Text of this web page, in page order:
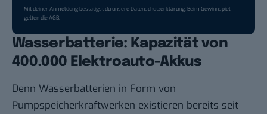
Mit deiner Anmeldung bestätigst du unsereDatenschutzerklärung. Beim Gewinnspiel
gelten dieAGB.
Wasserbatterie: Kapazität von
400.000 Elektroauto-Akkus
Denn Wasserbatterien in Form von
Pumpspeicherkraftwerken existieren bereits seit